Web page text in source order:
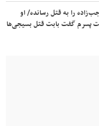
را به قتل رسانده/ او
پسرم گفت بابت قتل بسیجی‌ها